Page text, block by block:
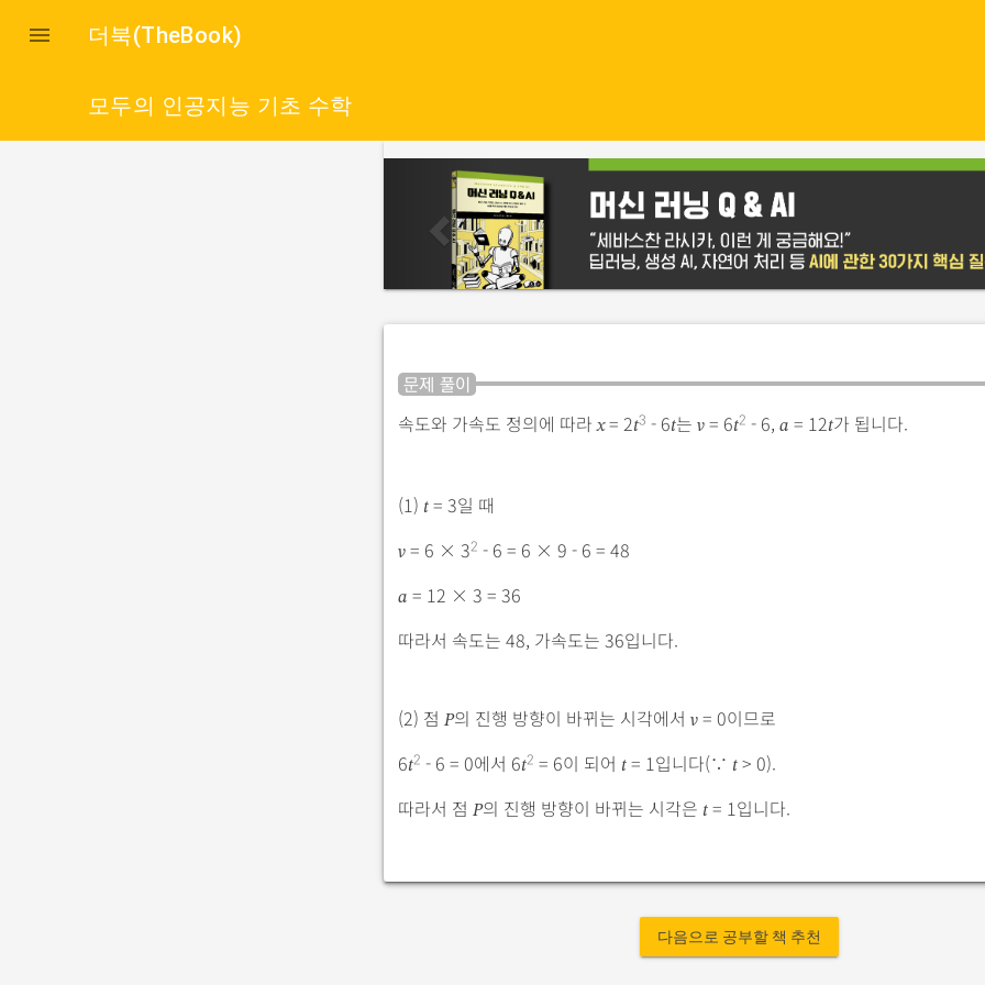
 더북(TheBook)
모두의 인공지능 기초 수학
e
i
o
s
문제 풀이
속도와 가속도 정의에 따라x= 2t3 - 6t는 v= 6t2 - 6, a = 12t가 됩니다.
(1) t= 3일 때
v= 6 × 32 - 6 = 6 × 9 - 6 = 48
a = 12 × 3 = 36
따라서 속도는 48, 가속도는 36입니다.
(2) 점 P의 진행 방향이 바뀌는 시각에서 v= 0이므로
6t2 - 6 = 0에서 6t2 = 6이 되어 t= 1입니다(∵ t> 0).
따라서 점 P의 진행 방향이 바뀌는 시각은 t= 1입니다.
다음으로 공부할 책 추천